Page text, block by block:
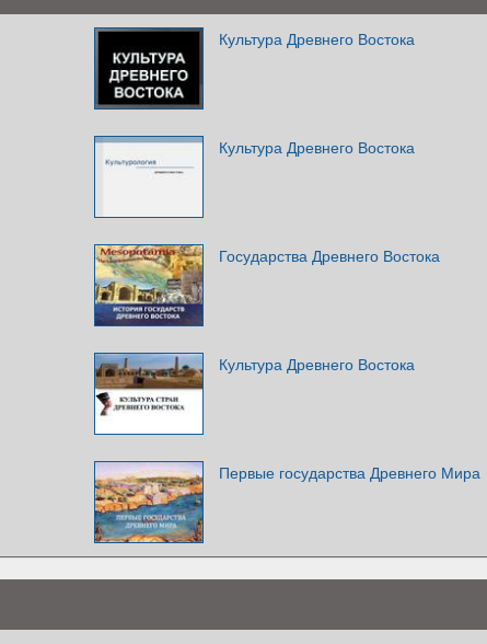
Культура Древнего Востока
Культура Древнего Востока
Государства Древнего Востока
Культура Древнего Востока
Первые государства Древнего Мира